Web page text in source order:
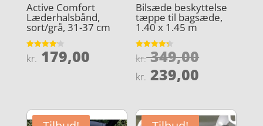
Active Comfort
Læderhalsbånd,
sort/grå, 31-37 cm
Vurderet
4.2
kr. 179,00
Bilsæde beskyttelse
tæppe til bagsæde,
1.40 x 1.45 m
Vurderet
4.3
kr.349,00Den
kr.
kr. 239,00
pris
er: